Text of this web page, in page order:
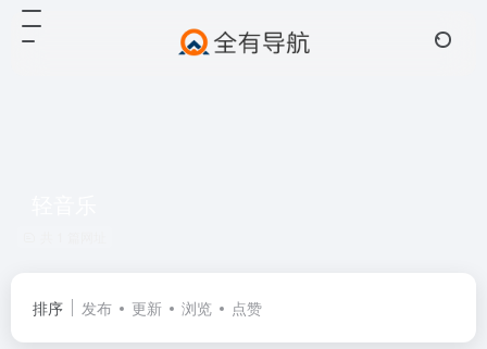
排序 发布 更新 浏览 点赞